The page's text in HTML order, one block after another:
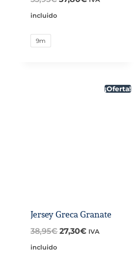
incluido
9m
¡Oferta!
Jersey Greca Granate
38,95€El
27,30€El
IVA
incluido